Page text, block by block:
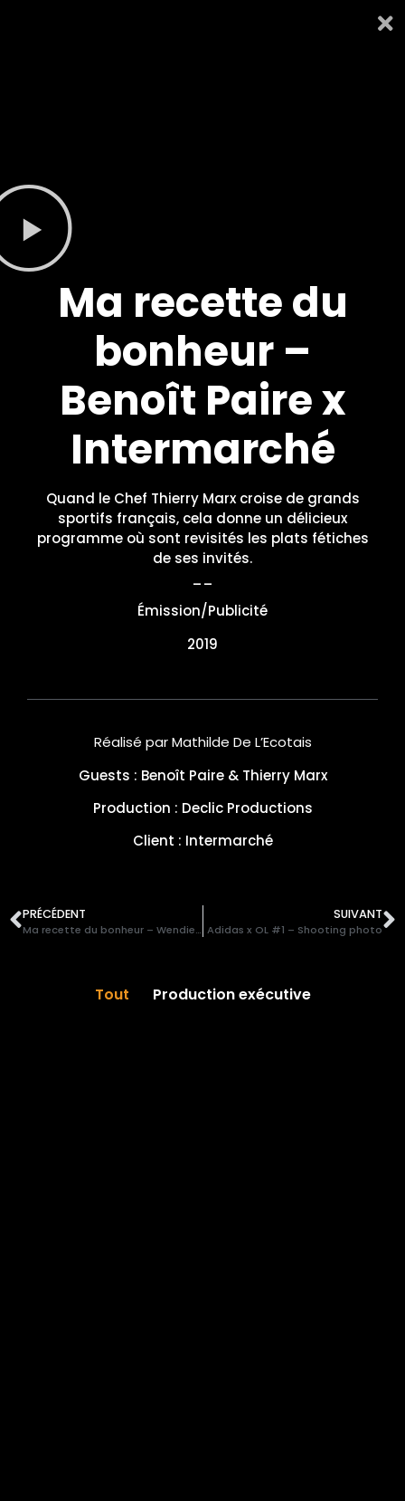
Ma recette du
bonheur –
Benoît Paire x
Intermarché
Quand le Chef Thierry Marx croise de grands
sportifs français, cela donne un délicieux
programme où sont revisités les plats fétiches
de ses invités.
Émission/Publicité
2019
Réalisé par Mathilde De L’Ecotais
Guests : Benoît Paire & Thierry Marx
Production : Declic Productions
Client : Intermarché
PRÉCÉDENT
Ma recette du bonheur – Wendie Renard x Intermarché
SUIVANT
Adidas x OL #1 – Shooting photo
Tout Production exécutive